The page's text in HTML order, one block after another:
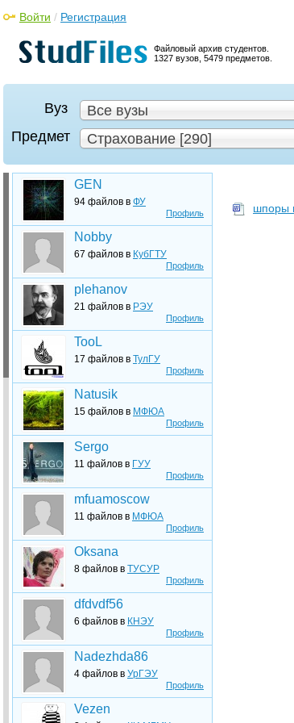
Файловый архив студентов.
1327 вузов, 5479 предметов.
Войти / Регистрация
Вуз
Все вузы
Предмет
Страхование [290]
Профиль
GEN
94 файлов в ФУ
Профиль
Nobby
67 файлов в КубГТУ
Профиль
plehanov
21 файлов в РЭУ
Профиль
TooL
17 файлов в ТулГУ
Профиль
Natusik
15 файлов в МФЮА
Профиль
Sergo
11 файлов в ГУУ
Профиль
mfuamoscow
11 файлов в МФЮА
Профиль
Oksana
8 файлов в ТУСУР
Профиль
dfdvdf56
6 файлов в КНЭУ
Профиль
Nadezhda86
4 файлов в УрГЭУ
Vezen
шпоры